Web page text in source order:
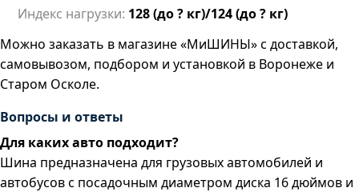
Индекс нагрузки: 128 (до ? кг)/124 (до ? кг)
Можно заказать в магазине «МиШИНЫ» с доставкой,
самовывозом, подбором и установкой в Воронеже и
Старом Осколе.
Вопросы и ответы
Для каких авто подходит?
Шина предназначена для грузовых автомобилей и
автобусов с посадочным диаметром диска 16 дюймов и